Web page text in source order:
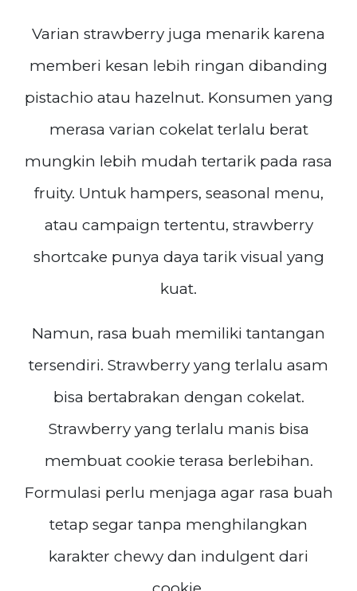
Varian strawberry juga menarik karena
memberi kesan lebih ringan dibanding
pistachio atau hazelnut. Konsumen yang
merasa varian cokelat terlalu berat
mungkin lebih mudah tertarik pada rasa
fruity. Untuk hampers, seasonal menu,
atau campaign tertentu, strawberry
shortcake punya daya tarik visual yang
kuat.
Namun, rasa buah memiliki tantangan
tersendiri. Strawberry yang terlalu asam
bisa bertabrakan dengan cokelat.
Strawberry yang terlalu manis bisa
membuat cookie terasa berlebihan.
Formulasi perlu menjaga agar rasa buah
tetap segar tanpa menghilangkan
karakter chewy dan indulgent dari